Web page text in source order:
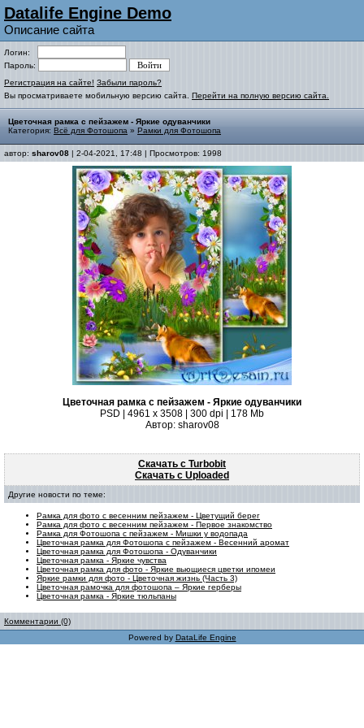
Datalife Engine Demo
Описание сайта
Логин:
Пароль:
Регистрация на сайте! Забыли пароль?
Вы просматриваете мобильную версию сайта. Перейти на полную версию сайта.
Цветочная рамка с пейзажем - Яркие одуванчики
Категория: Всё для Фотошопа » Рамки для Фотошопа
автор: sharov08 | 2-04-2021, 17:48 | Просмотров: 1998
Цветочная рамка с пейзажем - Яркие одуванчики
PSD | 4961 х 3508 | 300 dpi | 178 Mb
Автор: sharov08
Скачать с Turbobit
Скачать с Uploaded
Другие новости по теме:
Рамка для фото с весенним пейзажем - Цветущий берег
Рамка для фото с весенним пейзажем - Первое знакомство
Рамка для Фотошопа с пейзажем - Мишки у водопада
Цветочная рамка для Фотошопа с пейзажем - Весенний аромат
Цветочная рамка для Фотошопа - Одуванчики
Цветочная рамка - Яркие чувства
Цветочная рамка для фото - Яркие вьющиеся цветки ипомеи
Яркие рамки для фото - Цветочная жизнь (Часть 3)
Цветочная рамочка для фотошопа – Яркие герберы
Цветочная рамка - Яркие тюльпаны
Комментарии (0)
Powered by DataLife Engine